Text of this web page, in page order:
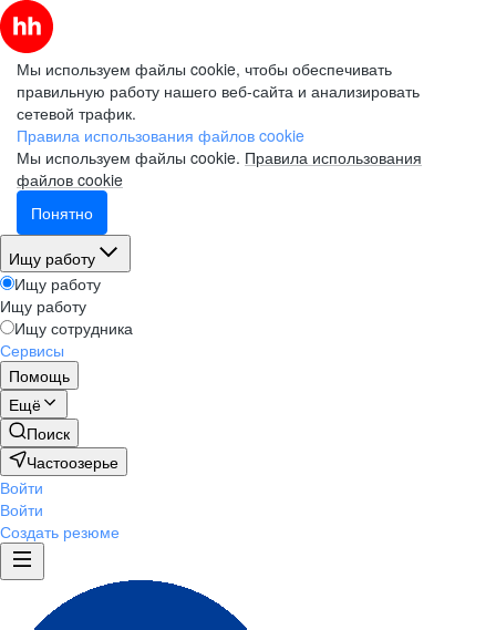
Мы используем файлы cookie, чтобы обеспечивать
правильную работу нашего веб-сайта и анализировать
сетевой трафик.
Правила использования файлов cookie
Мы используем файлы cookie. Правила использования
файлов cookie
Понятно
Ищу работу
Ищу работу
Ищу работу
Ищу сотрудника
Сервисы
Помощь
Ещё
Поиск
Частоозерье
Войти
Войти
Создать резюме